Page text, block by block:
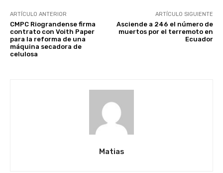
ARTÍCULO ANTERIOR
CMPC Riograndense firma
contrato con Voith Paper
para la reforma de una
máquina secadora de
celulosa
ARTÍCULO SIGUIENTE
Asciende a 246 el número de
muertos por el terremoto en
Ecuador
Matias